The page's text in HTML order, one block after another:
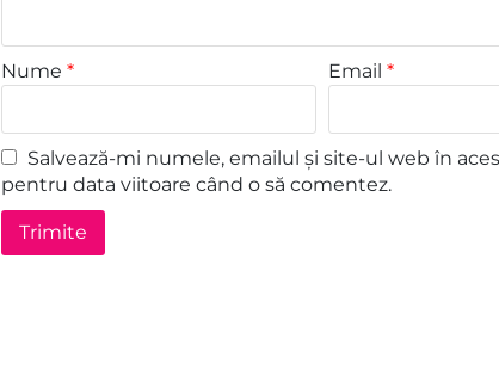
Nume * Email*
Salvează-mi numele, emailul și site-ul web în
pentru data viitoare când o să comentez.